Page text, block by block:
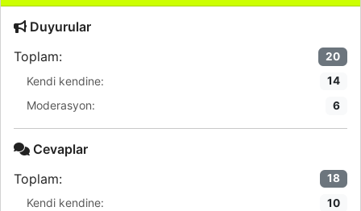
Duyurular
Toplam:
20
Kendi kendine: 14
Moderasyon: 6
Cevaplar
Toplam:
18
Kendi kendine: 10